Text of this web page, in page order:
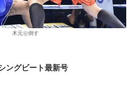
木元㊨倒す
ングビート最新号